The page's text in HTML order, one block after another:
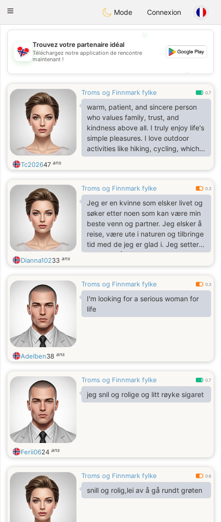
EkteNordmenn
Toggle
Mode Connexion
💖
💕
Trouvez votre partenaire idéal
Téléchargez notre application de rencontre
maintenant !
Troms og Finnmark fylke 0.7
warm, patient, and sincere person
who values family, trust, and
kindness above all. I truly enjoy life's
simple pleasures. I love outdoor
activities like hiking, cycling, which
bring me peace and a deep
connection with nature
Tc202647 ans
Troms og Finnmark fylke 0.3
Jeg er en kvinne som elsker livet og
søker etter noen som kan være min
beste venn og partner. Jeg elsker å
reise, være ute i naturen og tilbringe
tid med de jeg er glad i. Jeg setter
stor pris på ærlige og meningsfulle
samtaler, og jeg prøver alltid å se
ute og utforsker verden, liker jeg å
(hobby eller interesse, f.eks. "lage
mat", "lese bøker", "gå på tur", "se
filmer" etc.). Jeg setter stor pris på
Dianna10233 ans
Troms og Finnmark fylke 0.3
I'm looking for a serious woman for
life
Adelben38 ans
Troms og Finnmark fylke 0.7
jeg snil og rolige og litt røyke sigaret
Ferii0624 ans
Troms og Finnmark fylke 0.6
snill og rolig,lei av å gå rundt grøten